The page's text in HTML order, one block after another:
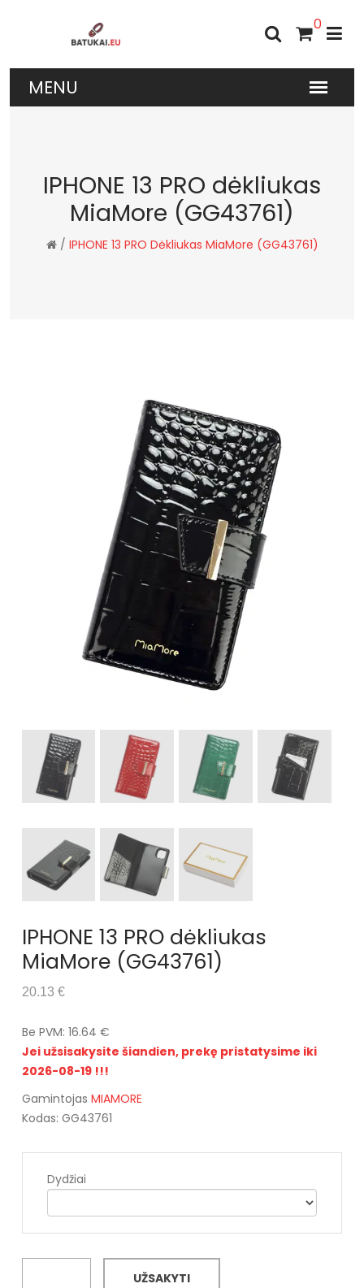
0
IPHONE 13 PRO dėkliukas
MiaMore (GG43761)
/ IPHONE 13 PRO Dėkliukas MiaMore (GG43761)
IPHONE 13 PRO dėkliukas
MiaMore (GG43761)
20.13 €
Be PVM: 16.64 €
Jei užsisakysite šiandien, prekę pristatysime iki
2026-08-19 !!!
Gamintojas MIAMORE
Kodas: GG43761
Dydžiai
UŽSAKYTI